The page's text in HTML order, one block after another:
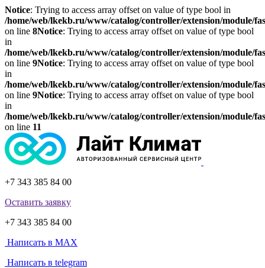
Notice: Trying to access array offset on value of type bool in
/home/web/lkekb.ru/www/catalog/controller/extension/module/
on line 8Notice: Trying to access array offset on value of type bool
in
/home/web/lkekb.ru/www/catalog/controller/extension/module/
on line 9Notice: Trying to access array offset on value of type bool
in
/home/web/lkekb.ru/www/catalog/controller/extension/module/
on line 9Notice: Trying to access array offset on value of type bool
in
/home/web/lkekb.ru/www/catalog/controller/extension/module/
on line 11
+7 343 385 84 00
Оставить заявку
+7 343 385 84 00
Написать в MAX
Написать в telegram